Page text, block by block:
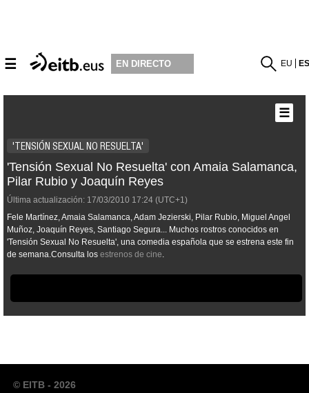
☰ EN DIRECTO EU
'TENSIÓN SEXUAL NO RESUELTA'
'Tensión Sexual No Resuelta' con Amaia Salamanca,
Pilar Rubio y Joaquín Reyes
Última actualización: 17/03/2010 17:24 (UTC+1)
Fele Martínez, Amaia Salamanca, Adam Jezierski, Pilar Rubio, Miguel Angel
Muñoz, Joaquín Reyes, Santiago Segura... Muchos rostros conocidos en
'Tensión Sexual No Resuelta', una comedia española que se estrena este fin
de semana.Consulta los estrenos de cine.
☰
© EITB - 2026